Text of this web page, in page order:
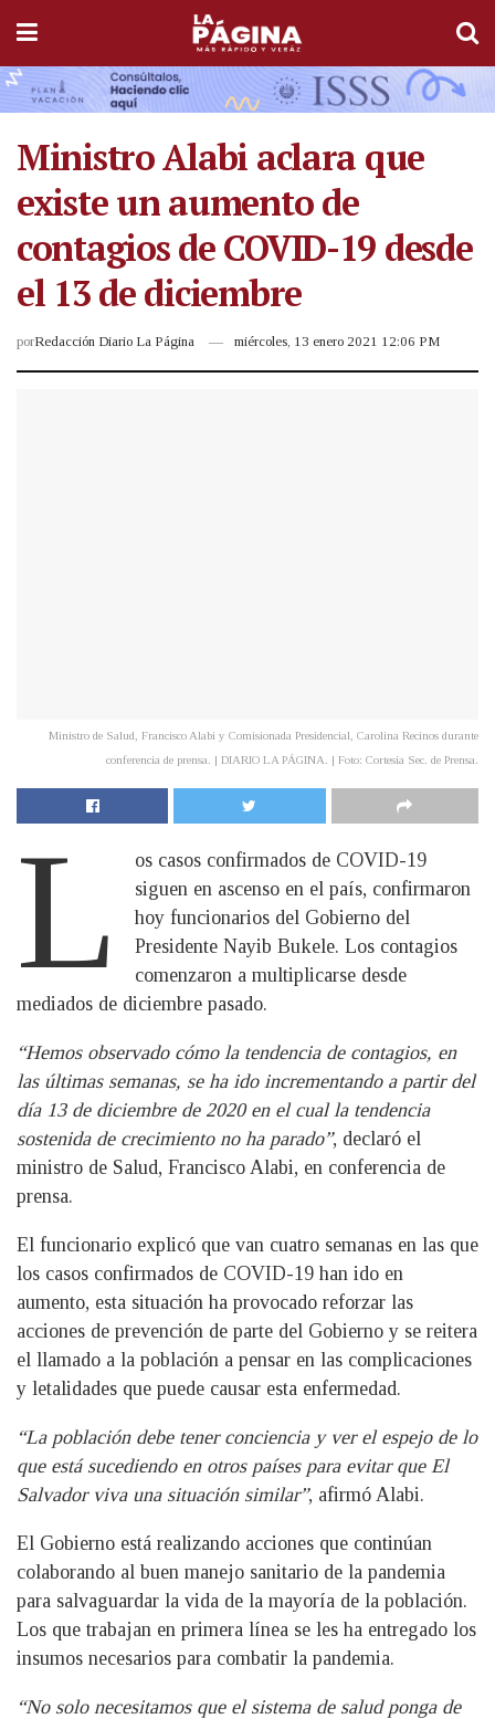
Ministro Alabi aclara que
existe un aumento de
contagios de COVID-19 desde
el 13 de diciembre
porRedacción Diario La Página miércoles, 13 enero 2021 12:06 PM
Ministro de Salud, Francisco Alabi y Comisionada Presidencial, Carolina Recinos durante
conferencia de prensa. | DIARIO LA PÁGINA. | Foto: Cortesía Sec. de Prensa.
L
os casos confirmados de COVID-19
siguen en ascenso en el país, confirmaron
hoy funcionarios del Gobierno del
Presidente Nayib Bukele. Los contagios
comenzaron a multiplicarse desde
mediados de diciembre pasado.
“Hemos observado cómo la tendencia de contagios, en
las últimas semanas, se ha ido incrementando a partir del
día 13 de diciembre de 2020 en el cual la tendencia
sostenida de crecimiento no ha parado”, declaró el
ministro de Salud, Francisco Alabi, en conferencia de
prensa.
El funcionario explicó que van cuatro semanas en las que
los casos confirmados de COVID-19 han ido en
aumento, esta situación ha provocado reforzar las
acciones de prevención de parte del Gobierno y se reitera
el llamado a la población a pensar en las complicaciones
y letalidades que puede causar esta enfermedad.
“La población debe tener conciencia y ver el espejo de lo
que está sucediendo en otros países para evitar que El
Salvador viva una situación similar”, afirmó Alabi.
El Gobierno está realizando acciones que continúan
colaborando al buen manejo sanitario de la pandemia
para salvaguardar la vida de la mayoría de la población.
Los que trabajan en primera línea se les ha entregado los
insumos necesarios para combatir la pandemia.
“No solo necesitamos que el sistema de salud ponga de